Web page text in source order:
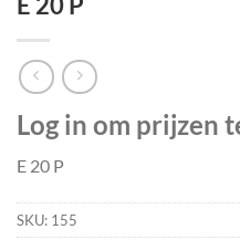
Log in om prijzen
E 20 P
SKU: 155